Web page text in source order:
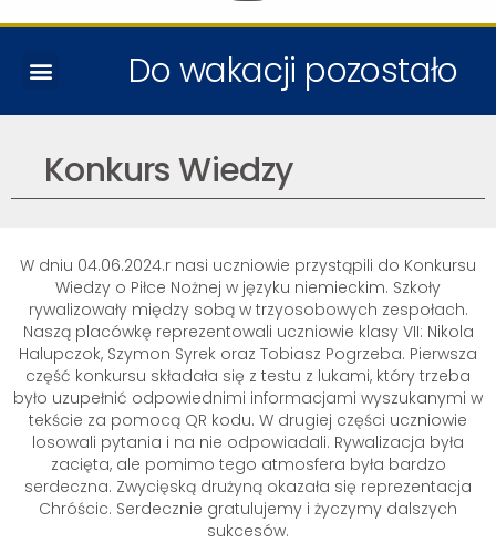
Do wakacji pozostało
Konkurs Wiedzy
W dniu 04.06.2024.r nasi uczniowie przystąpili do Konkursu
Wiedzy o Piłce Nożnej w języku niemieckim. Szkoły
rywalizowały między sobą w trzyosobowych zespołach.
Naszą placówkę reprezentowali uczniowie klasy VII: Nikola
Halupczok, Szymon Syrek oraz Tobiasz Pogrzeba. Pierwsza
część konkursu składała się z testu z lukami, który trzeba
było uzupełnić odpowiednimi informacjami wyszukanymi w
tekście za pomocą QR kodu. W drugiej części uczniowie
losowali pytania i na nie odpowiadali. Rywalizacja była
zacięta, ale pomimo tego atmosfera była bardzo
serdeczna. Zwycięską drużyną okazała się reprezentacja
Chróścic. Serdecznie gratulujemy i życzymy dalszych
sukcesów.